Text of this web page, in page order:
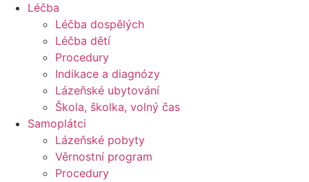
Léčba
Léčba dospělých
Léčba dětí
Procedury
Indikace a diagnózy
Lázeňské ubytování
Škola, školka, volný čas
Samoplátci
Lázeňské pobyty
Věrnostní program
Procedury